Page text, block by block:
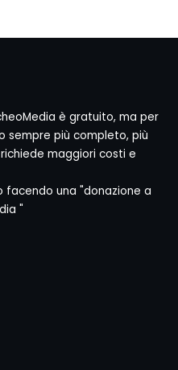
è gratuito, ma per
sempre più completo, più
maggiori costi e
facendo una "donazione a
"